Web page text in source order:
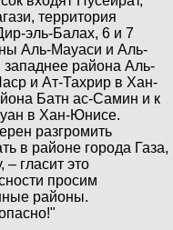
территория
эль-Балах, 6 и 7
Аль-Мауаси и Аль-
района Аль-
и Ат-Тахрир в Хан-
Батн ас-Самин и к
в Хан-Юнисе.
разгромить
в районе города Газа,
– гласит это
просим
районы.